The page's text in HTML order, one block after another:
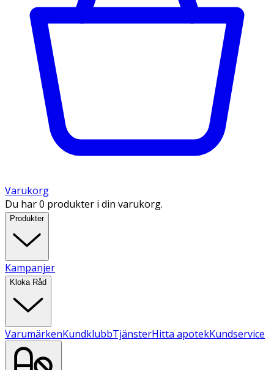
Varukorg
Du har 0 produkter i din varukorg.
Produkter
Kampanjer
Kloka Råd
VarumärkenKundklubbTjänsterHitta apotekKundservice